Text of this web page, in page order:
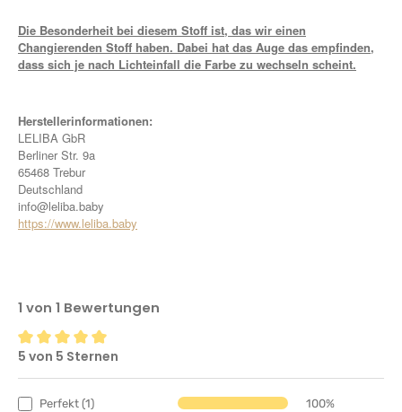
Die Besonderheit bei diesem Stoff ist, das wir einen
Changierenden Stoff haben. Dabei hat das Auge das empfinden,
dass sich je nach Lichteinfall die Farbe zu wechseln scheint.
Herstellerinformationen:
LELIBA GbR
Berliner Str. 9a
65468 Trebur
Deutschland
info@leliba.baby
https://www.leliba.baby
1 von 1 Bewertungen
Durchschnittliche Bewertung von 5 von 5 Sternen
5 von 5 Sternen
Perfekt (1) 100%